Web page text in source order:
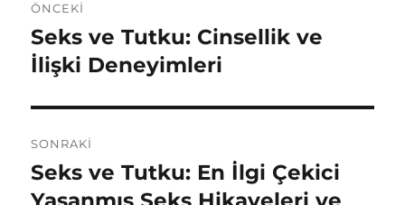
gezinmesi
ÖNCEKI
Önceki
yazı:
Seks ve Tutku: Cinsellik ve
İlişki Deneyimleri
SONRAKI
Sonraki
yazı:
Seks ve Tutku: En İlgi Çekici